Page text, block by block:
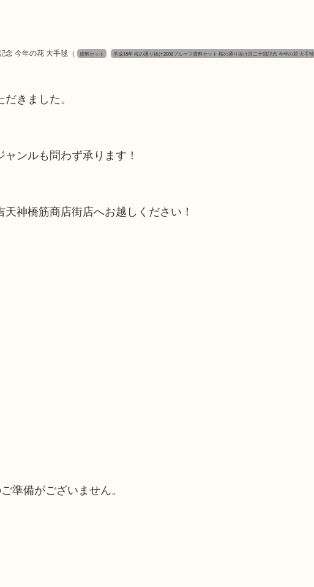
念 今年の花 大手毬 （ 貨幣セット 平成18年 桜の通り抜け2006プルーフ貨幣セット 桜の通り抜け百二十回記念 今年の花 大手毬
きました。
ンルも問わず承ります！
神橋筋商店街店へお越しください！
準備がございません。